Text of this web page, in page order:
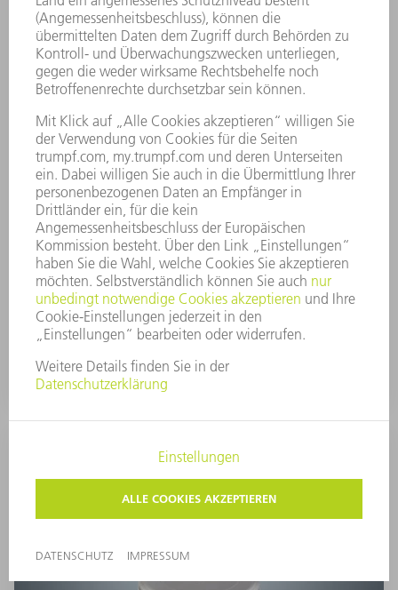
Napfwerkzeug Größe 5 (aktive
Matrize)
Mit dem Napfwerkzeug Größe 5 für die aktive
Matrize können Sie dank dem besonderen
Werkzeugaufbau Umformungen in einer Größe
realisieren, die bisher nicht möglich waren. In nur
einem Hub sind 55 mm Durchmesser und 10 mm
Umformhöhe problemlos möglich.